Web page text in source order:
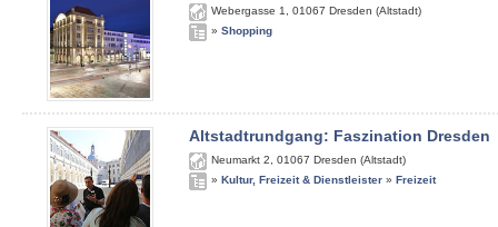
Webergasse 1 01067 Dresden (Altstadt)
» Shopping
Altstadtrundgang: Faszination Dresden
Neumarkt 2 01067 Dresden (Altstadt)
» Kultur, Freizeit & Dienstleister » Freizeit